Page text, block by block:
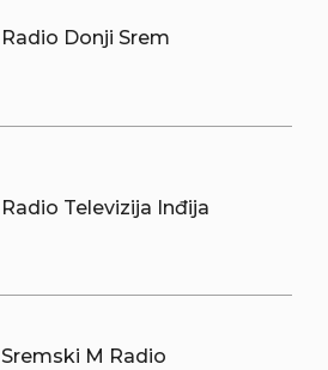
Radio Donji Srem
Radio Televizija Inđija
Sremski M Radio